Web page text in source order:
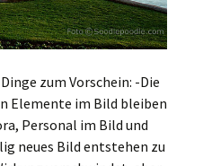
zum Vorschein: -Die
Elemente im Bild bleiben
Personal im Bild und
neues Bild entstehen zu